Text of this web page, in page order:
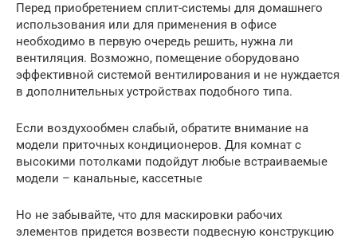
Перед приобретением сплит-системы для домашнего
использования или для применения в офисе
необходимо в первую очередь решить, нужна ли
вентиляция. Возможно, помещение оборудовано
эффективной системой вентилирования и не нуждается
в дополнительных устройствах подобного типа.
Если воздухообмен слабый, обратите внимание на
модели приточных кондиционеров. Для комнат с
высокими потолками подойдут любые встраиваемые
модели – канальные, кассетные
Но не забывайте, что для маскировки рабочих
элементов придется возвести подвесную конструкцию